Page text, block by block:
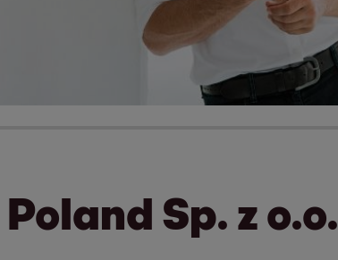
Sp. z o.o.